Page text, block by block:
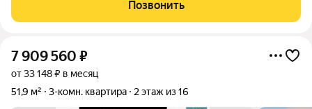
новом доме в Кондратово от
Позвонить
7 909 560 ₽
от 33 148 ₽ в месяц
51,9 м²
3-комн. квартира 2 этаж из 16